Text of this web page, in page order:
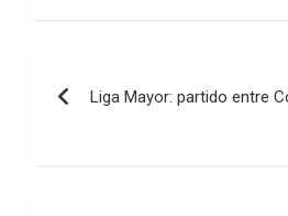
ce
o
k
tt at
A
p
ke
n
entradas
Liga Mayor: partido entre